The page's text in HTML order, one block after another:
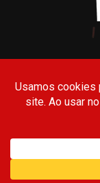
Todos os Direitos